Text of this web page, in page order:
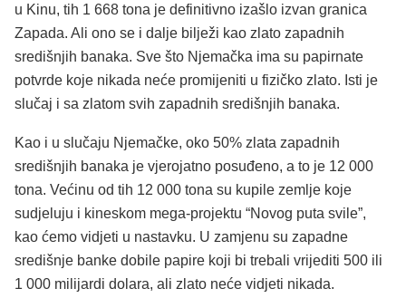
u Kinu, tih 1 668 tona je definitivno izašlo izvan granica
Zapada. Ali ono se i dalje bilježi kao zlato zapadnih
središnjih banaka. Sve što Njemačka ima su papirnate
potvrde koje nikada neće promijeniti u fizičko zlato. Isti je
slučaj i sa zlatom svih zapadnih središnjih banaka.
Kao i u slučaju Njemačke, oko 50% zlata zapadnih
središnjih banaka je vjerojatno posuđeno, a to je 12 000
tona. Većinu od tih 12 000 tona su kupile zemlje koje
sudjeluju i kineskom mega-projektu “Novog puta svile”,
kao ćemo vidjeti u nastavku. U zamjenu su zapadne
središnje banke dobile papire koji bi trebali vrijediti 500 ili
1 000 milijardi dolara, ali zlato neće vidjeti nikada.